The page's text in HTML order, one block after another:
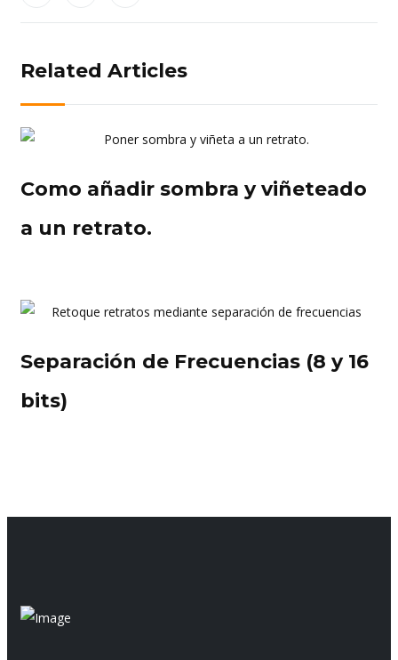
Related Articles
Como añadir sombra y viñeteado
a un retrato.
Separación de Frecuencias (8 y 16
bits)